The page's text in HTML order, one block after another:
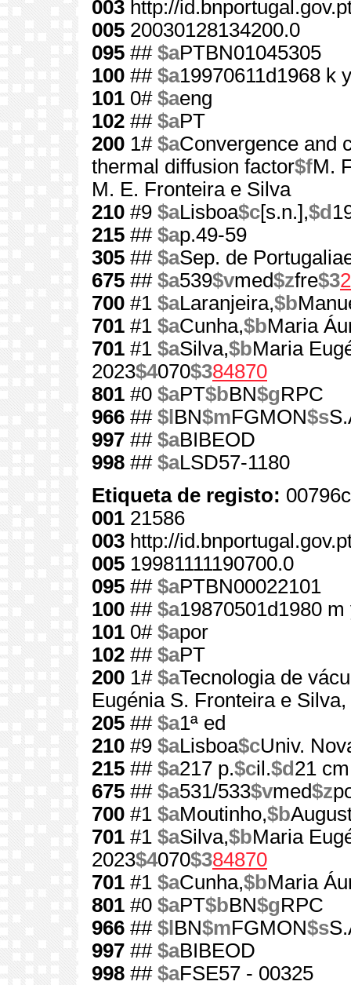
003 http://
005 20030128134200.0
095 ## $aPTBN01045305
100 ## $a19970611d1968 k
101 0# $aeng
102 ## $aPT
200 1# $aConvergence and
thermal diffusion factor$fM.
M. E. Fronteira e Silva
210 #9 $aLisboa$c[s.n.],$d
215 ## $ap.49-59
305 ## $aSep. de
675 ## $a539$vmed$zfre$3
700 #1 $aLaranjeira,$b
701 #1 $aCunha,$bMaria
701 #1 $aSilva,$bMaria
2023$4070$384870
801 #0 $aPT$bBN$gRPC
966 ## $l BN$mFGMON$s
997 ## $aBIBEOD
998 ## $aLSD57-1180
Etiqueta de registo:
001 21586
003 http://
005 19981111190700.0
095 ## $aPTBN00022101
100 ## $a19870501d1980
101 0# $apor
102 ## $aPT
200 1# $aTecnologia de
Eugénia S. Fronteira e
205 ## $a1ª ed
210 #9 $aLisboa$cUniv.
215 ## $a217 p.$cil.$d 21 cm
675 ## $a531/533$vmed$z
700 #1 $aMoutinho,$b
701 #1 $aSilva,$bMaria
2023$4070$384870
701 #1 $aCunha,$bMaria
801 #0 $aPT$bBN$gRPC
966 ## $l BN$mFGMON$s
997 ## $aBIBEOD
998 ## $aFSE57 - 00325